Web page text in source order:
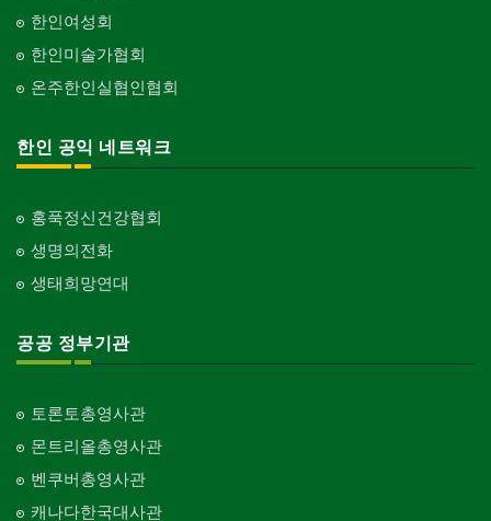
한인여성회
한인미술가협회
온주한인실협인협회
한인 공익 네트워크
홍푹정신건강협회
생명의전화
생태희망연대
공공 정부기관
토론토총영사관
몬트리올총영사관
벤쿠버총영사관
캐나다한국대사관